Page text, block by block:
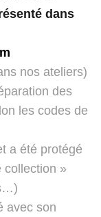
dans
nos ateliers)
des
les codes de
a été protégé
collection »
avec son